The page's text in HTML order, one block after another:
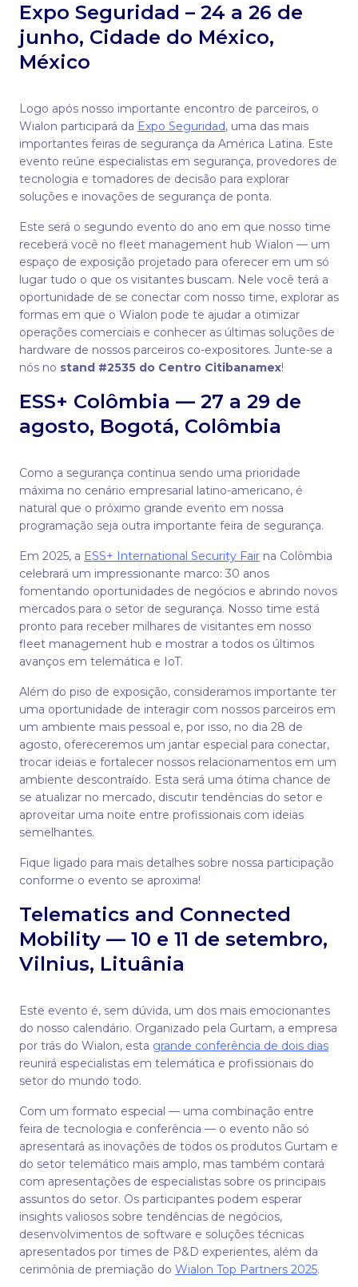
Expo Seguridad – 24 a 26 de
junho, Cidade do México,
México
Logo após nosso importante encontro de parceiros, o
Wialon participará da Expo Seguridad, uma das mais
importantes feiras de segurança da América Latina. Este
evento reúne especialistas em segurança, provedores de
tecnologia e tomadores de decisão para explorar
soluções e inovações de segurança de ponta.
Este será o segundo evento do ano em que nosso time
receberá você no fleet management hub Wialon — um
espaço de exposição projetado para oferecer em um só
lugar tudo o que os visitantes buscam. Nele você terá a
oportunidade de se conectar com nosso time, explorar as
formas em que o Wialon pode te ajudar a otimizar
operações comerciais e conhecer as últimas soluções de
hardware de nossos parceiros co-expositores. Junte-se a
nós no stand #2535 do Centro Citibanamex!
ESS+ Colômbia — 27 a 29 de
agosto, Bogotá, Colômbia
Como a segurança continua sendo uma prioridade
máxima no cenário empresarial latino-americano, é
natural que o próximo grande evento em nossa
programação seja outra importante feira de segurança.
Em 2025, a ESS+ International Security Fair na Colômbia
celebrará um impressionante marco: 30 anos
fomentando oportunidades de negócios e abrindo novos
mercados para o setor de segurança. Nosso time está
pronto para receber milhares de visitantes em nosso
fleet management hub e mostrar a todos os últimos
avanços em telemática e IoT.
Além do piso de exposição, consideramos importante ter
uma oportunidade de interagir com nossos parceiros em
um ambiente mais pessoal e, por isso, no dia 28 de
agosto, ofereceremos um jantar especial para conectar,
trocar ideias e fortalecer nossos relacionamentos em um
ambiente descontraído. Esta será uma ótima chance de
se atualizar no mercado, discutir tendências do setor e
aproveitar uma noite entre profissionais com ideias
semelhantes.
Fique ligado para mais detalhes sobre nossa participação
conforme o evento se aproxima!
Telematics and Connected
Mobility — 10 e 11 de setembro,
Vilnius, Lituânia
Este evento é, sem dúvida, um dos mais emocionantes
do nosso calendário. Organizado pela Gurtam, a empresa
por trás do Wialon, esta grande conferência de dois dias
reunirá especialistas em telemática e profissionais do
setor do mundo todo.
Com um formato especial — uma combinação entre
feira de tecnologia e conferência — o evento não só
apresentará as inovações de todos os produtos Gurtam e
do setor telemático mais amplo, mas também contará
com apresentações de especialistas sobre os principais
assuntos do setor. Os participantes podem esperar
insights valiosos sobre tendências de negócios,
desenvolvimentos de software e soluções técnicas
apresentados por times de P&D experientes, além da
cerimônia de premiação do Wialon Top Partners 2025.